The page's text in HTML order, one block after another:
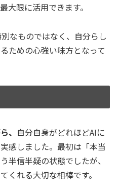
大限に活用できます。
なものではなく、自分らし
ための心強い味方となって
、 自分自身がどれほどAIに
感しました。最初は「本当
半信半疑の状態でしたが、
くれる大切な相棒です。